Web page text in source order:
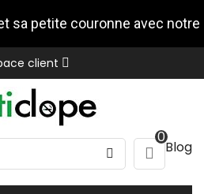
sa petite couronne avec notre
Stuart
client
0
Blog